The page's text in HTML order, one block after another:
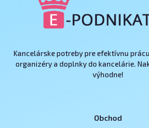
Kancelárske potreby pre efektívnu
organizéry a doplnky do kancelárie.
výhodne!
Obchod